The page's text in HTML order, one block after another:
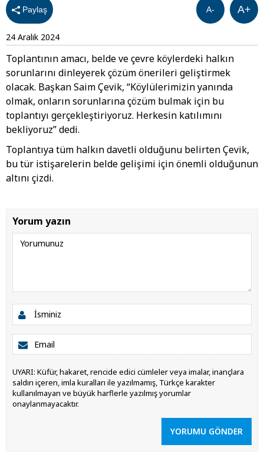
Paylaş A+
A-
24 Aralık 2024
Toplantının amacı, belde ve çevre köylerdeki halkın
sorunlarını dinleyerek çözüm önerileri geliştirmek
olacak. Başkan Saim Çevik, “Köylülerimizin yanında
olmak, onların sorunlarına çözüm bulmak için bu
toplantıyı gerçekleştiriyoruz. Herkesin katılımını
bekliyoruz” dedi.
Toplantıya tüm halkın davetli olduğunu belirten Çevik,
bu tür istişarelerin belde gelişimi için önemli olduğunun
altını çizdi.
Yorum yazın
UYARI: Küfür, hakaret, rencide edici cümleler veya imalar, inançlara
saldırı içeren, imla kuralları ile yazılmamış, Türkçe karakter
kullanılmayan ve büyük harflerle yazılmış yorumlar
onaylanmayacaktır.
YORUMU GÖNDER